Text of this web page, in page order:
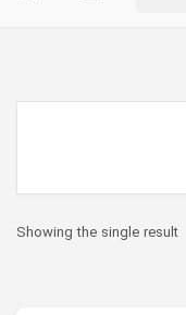
Showing the single result